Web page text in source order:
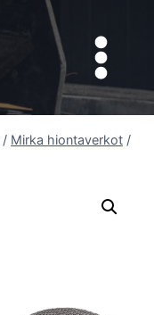
/ Mirka hiontaverkot /